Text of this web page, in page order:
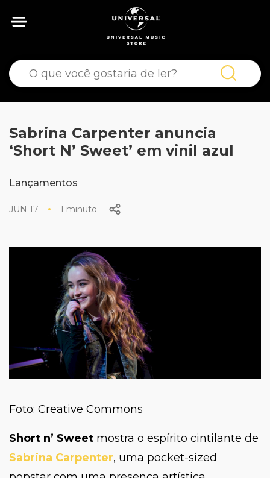
Sabrina Carpenter anuncia
‘Short N’ Sweet’ em vinil azul
Lançamentos
JUN 17 1 minuto
Foto: Creative Commons
Short n’ Sweet mostra o espírito cintilante de
Sabrina Carpenter, uma pocket-sized